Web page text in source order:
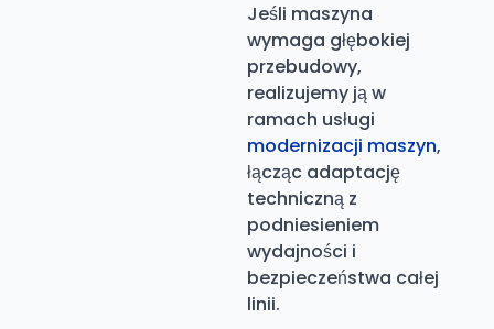
Jeśli maszyna
wymaga głębokiej
przebudowy,
realizujemy ją w
ramach usługi
modernizacji maszyn,
łącząc adaptację
techniczną z
podniesieniem
wydajności i
bezpieczeństwa całej
linii.